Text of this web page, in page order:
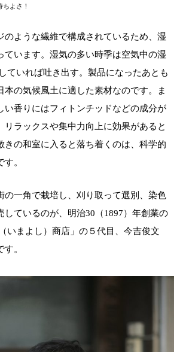
よさ！
のような繊維で構成されているため、湿
ています。湿気の多い時季は空気中の湿
ていれば吐き出す。製品になったあとも
本の気候風土に適した素材なのです。ま
い香りにはフィトンチッドなどの成分が
リラックスや集中力向上に効果があると
きの和室に入ると落ち着くのは、科学的
。
の一角で栽培し、刈り取って選別、染色
しているのが、明治30（1897）年創業の
いまよし）商店」の５代目、今吉俊文
す。